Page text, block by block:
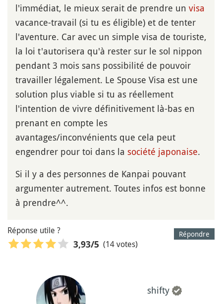
l'immédiat, le mieux serait de prendre un visa
vacance-travail (si tu es éligible) et de tenter
l'aventure. Car avec un simple visa de touriste,
la loi t'autorisera qu'à rester sur le sol nippon
pendant 3 mois sans possibilité de pouvoir
travailler légalement. Le Spouse Visa est une
solution plus viable si tu as réellement
l'intention de vivre définitivement là-bas en
prenant en compte les
avantages/inconvénients que cela peut
engendrer pour toi dans la société japonaise.
Si il y a des personnes de Kanpai pouvant
argumenter autrement. Toutes infos est bonne
à prendre^^.
Répondre
Réponse utile ?
3,93/5 (14 votes)
shifty